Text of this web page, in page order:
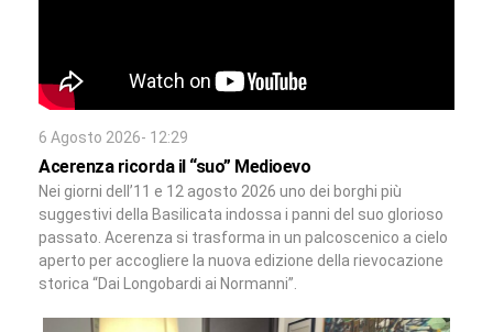
6 Agosto 2026- 12:29
Acerenza ricorda il “suo” Medioevo
Nei giorni dell’11 e 12 agosto 2026 uno dei borghi più
suggestivi della Basilicata indossa i panni del suo glorioso
passato. Acerenza si trasforma in un palcoscenico a cielo
aperto per accogliere la nuova edizione della rievocazione
storica “Dai Longobardi ai Normanni”.